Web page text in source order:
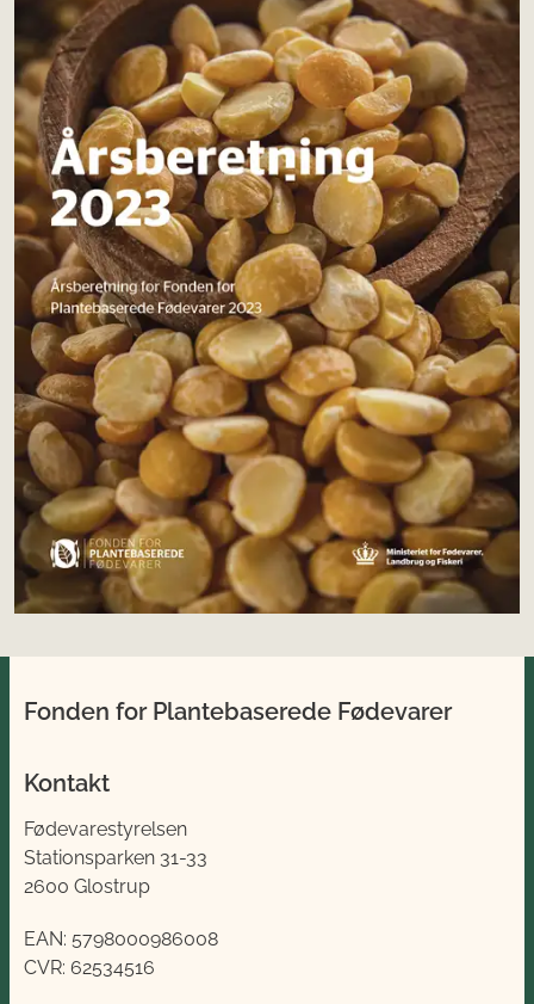
Fonden for Plantebaserede Fødevarer
Kontakt
Fødevarestyrelsen
Stationsparken 31-33
2600 Glostrup
EAN: 5798000986008
CVR: 62534516